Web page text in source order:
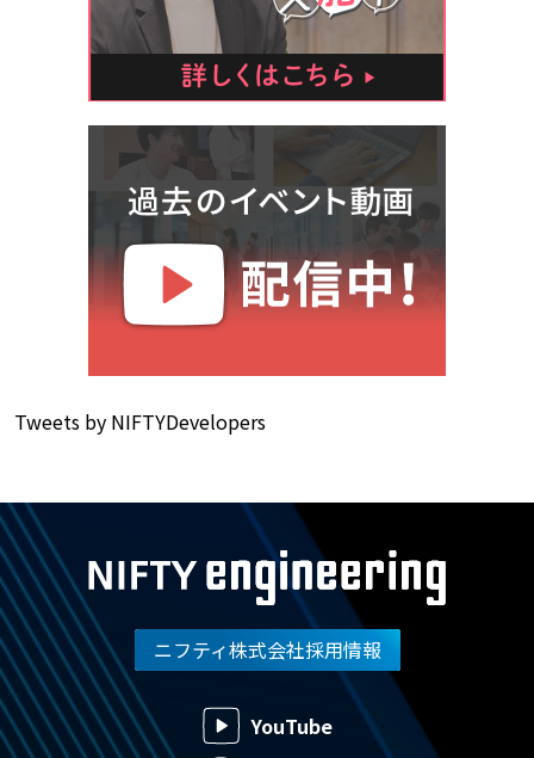
Tweets by NIFTYDevelopers
ニフティ株式会社採用情報
YouTube